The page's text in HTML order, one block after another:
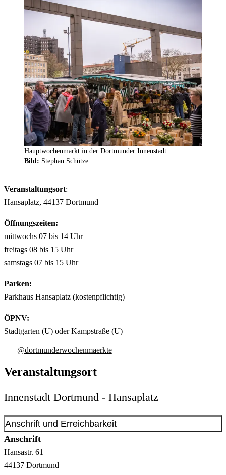
Hauptwochenmarkt in der Dortmunder Innenstadt
Bild: Stephan Schütze
Veranstaltungsort:
Hansaplatz, 44137 Dortmund
Öffnungszeiten:
mittwochs 07 bis 14 Uhr
freitags 08 bis 15 Uhr
samstags 07 bis 15 Uhr
Parken:
Parkhaus Hansaplatz (kostenpflichtig)
ÖPNV:
Stadtgarten (U) oder Kampstraße (U)
@dortmunderwochenmaerkte
Veranstaltungsort
Innenstadt Dortmund - Hansaplatz
Anschrift und Erreichbarkeit
Anschrift
Hansastr. 61
44137 Dortmund